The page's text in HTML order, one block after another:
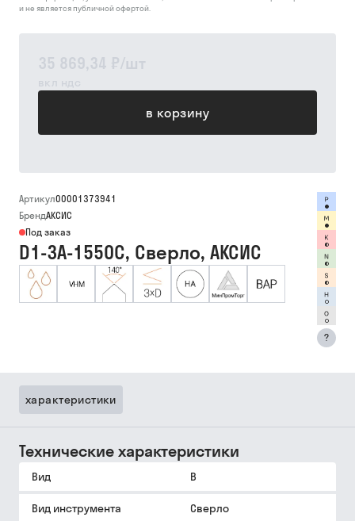
35 869,34 ₽/шт
вкл ндс
в корзину
и не является публичной офертой.
Артикул00001373941
БрендАКСИС
Под заказ
D1-3A-1550C, Сверло, АКСИС
?
характеристики
Технические характеристики
Вид B
Вид инструмента Сверло